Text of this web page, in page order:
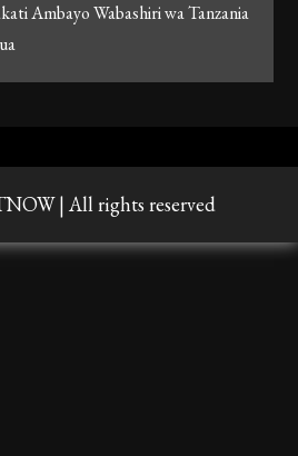
Ambayo Wabashiri wa Tanzania